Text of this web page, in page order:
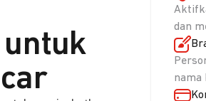
untuk
dan
nama